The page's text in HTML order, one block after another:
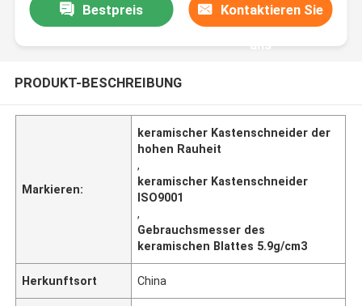
Bestpreis Kontaktieren Sie
uns
PRODUKT-BESCHREIBUNG
Markieren:
keramischer Kastenschneider der
hohen Rauheit
,
keramischer Kastenschneider
ISO9001
,
Gebrauchsmesser des
keramischen Blattes 5.9g/cm3
Herkunftsort China